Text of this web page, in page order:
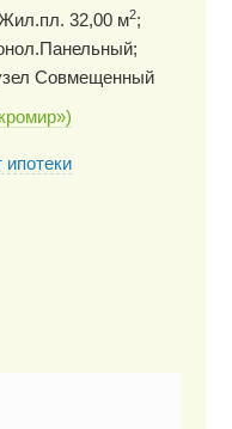
32,00 м2;
Совмещенный
ипотеки